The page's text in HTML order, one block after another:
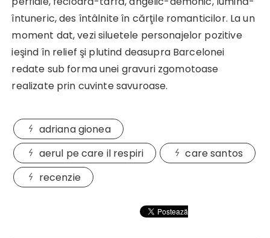
întuneric, des întâlnite în cărţile romanticilor. La un
moment dat, vezi siluetele personajelor pozitive
ieşind în relief şi plutind deasupra Barcelonei
redate sub forma unei gravuri zgomotoase
realizate prin cuvinte savuroase.
adriana gionea
aerul pe care il respiri
care santos
recenzie